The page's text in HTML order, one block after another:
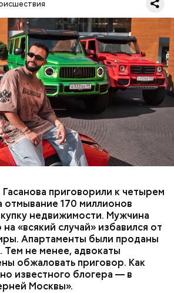
Гасанова приговорили к четырем
отмывание 170 миллионов
недвижимости. Мужчина
«всякий случай» избавился от
Апартаменты были проданы
Тем не менее, адвокаты
обжаловать приговор. Как
известного блогера — в
Москвы».
РФ объявило в
блогера Гусейна Гасанова.
уголовное дело о
легализации преступных
размере. В тот же день
.
РФ
ЛЮДЕЙ ДЕНЬГИ
МВД
задержали. На первом же
что планировал отравить
следователи посчитали, что
была квартира родителей,
их смерти перешла бы сыну. Но
дней Миссюра заявил, что ранее
людей.